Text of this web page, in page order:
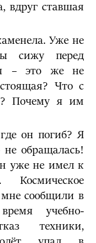
вдруг ставшая
Уже не
сижу перед
– это же не
Что с
Почему я им
он погиб? Я
не обращалась!
уже не имел к
мне сообщили в
учебно-
техники,